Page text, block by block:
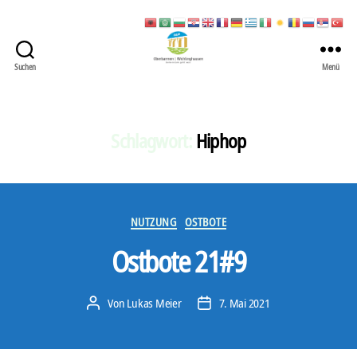
Suchen
Stadt
Menü
Hiphop
Kategorien
NUTZUNG OSTBOTE
Ostbote 21#9
Beitragsautor
Von Lukas Meier Veröffentlichungsdatum
7. Mai 2021